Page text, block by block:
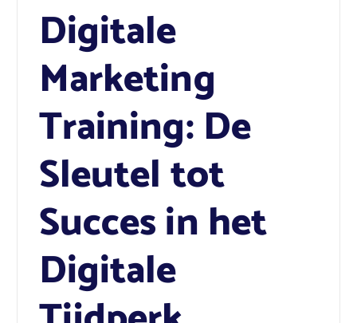
Digitale
Marketing
Training: De
Sleutel tot
Succes in het
Digitale